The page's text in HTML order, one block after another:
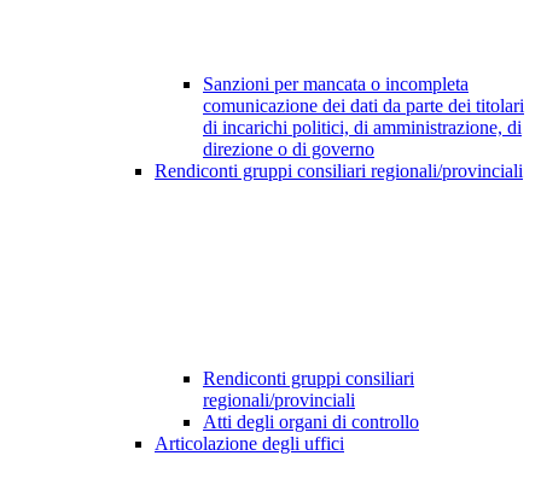
Sanzioni per mancata o incompleta
comunicazione dei dati da parte dei titolari
di incarichi politici, di amministrazione, di
direzione o di governo
Rendiconti gruppi consiliari regionali/provinciali
Rendiconti gruppi consiliari
regionali/provinciali
Atti degli organi di controllo
Articolazione degli uffici